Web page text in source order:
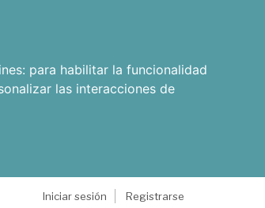
para habilitar la funcionalidad
las interacciones de
Iniciar sesión
Registrarse